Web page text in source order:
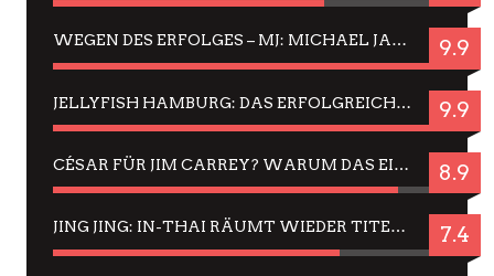
WEGEN DES ERFOLGES – MJ: MICHAEL JACKSON MUSICAL IN EINER MATINEE SEHEN 9.9
JELLYFISH HAMBURG: DAS ERFOLGREICHE SOMMER-MENÜ 2025 IN GEFÜHLEN UND BILDERN 9.9
CÉSAR FÜR JIM CARREY? WARUM DAS EINER DER NERVIGSTEN ACTORS IST UND BLEIBT 8.9
JING JING: IN-THAI RÄUMT WIEDER TITEL AB – EIN ZWEI-STUNDEN-ERLEBNISBERICHT 7.4